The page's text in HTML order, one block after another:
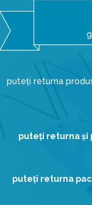
puteți returna
puteţi returna şi
puteţi returna